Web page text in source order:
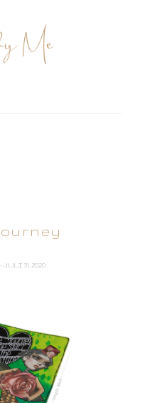
- JULI 31, 2020